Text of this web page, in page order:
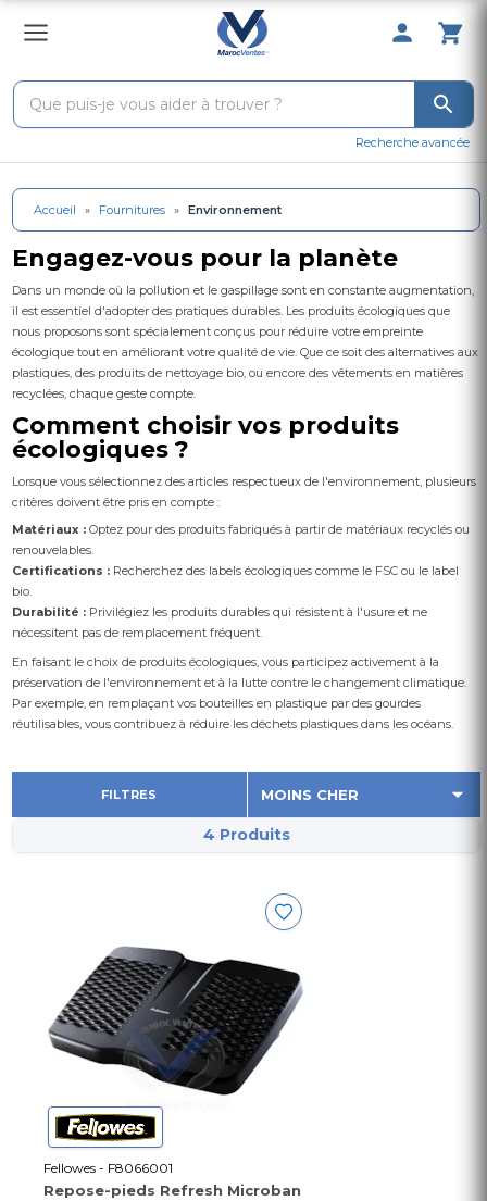
0 Produit
Recherche avancée
Accueil » Fournitures » Environnement
Engagez-vous pour la planète
Dans un monde où la pollution et le gaspillage sont en constante augmentation,
il est essentiel d'adopter des pratiques durables. Les produits écologiques que
nous proposons sont spécialement conçus pour réduire votre empreinte
écologique tout en améliorant votre qualité de vie. Que ce soit des alternatives aux
plastiques, des produits de nettoyage bio, ou encore des vêtements en matières
recyclées, chaque geste compte.
Comment choisir vos produits
écologiques ?
Lorsque vous sélectionnez des articles respectueux de l'environnement, plusieurs
critères doivent être pris en compte :
Matériaux : Optez pour des produits fabriqués à partir de matériaux recyclés ou
renouvelables.
Certifications : Recherchez des labels écologiques comme le FSC ou le label
bio.
Durabilité : Privilégiez les produits durables qui résistent à l'usure et ne
nécessitent pas de remplacement fréquent.
En faisant le choix de produits écologiques, vous participez activement à la
préservation de l'environnement et à la lutte contre le changement climatique.
Par exemple, en remplaçant vos bouteilles en plastique par des gourdes
réutilisables, vous contribuez à réduire les déchets plastiques dans les océans.
FILTRES
4 Produits
Fellowes - F8066001
Repose-pieds Refresh Microban